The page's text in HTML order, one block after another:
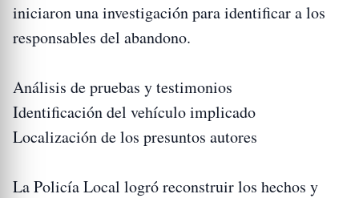
iniciaron una investigación para identificar a los
responsables del abandono.
Análisis de pruebas y testimonios
Identificación del vehículo implicado
Localización de los presuntos autores
La Policía Local logró reconstruir los hechos y